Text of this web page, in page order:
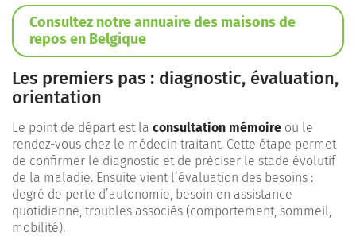
Consultez notre annuaire des maisons de
repos en Belgique
Les premiers pas : diagnostic, évaluation,
orientation
Le point de départ est la consultation mémoire ou le
rendez-vous chez le médecin traitant. Cette étape permet
de confirmer le diagnostic et de préciser le stade évolutif
de la maladie. Ensuite vient l’évaluation des besoins :
degré de perte d’autonomie, besoin en assistance
quotidienne, troubles associés (comportement, sommeil,
mobilité).